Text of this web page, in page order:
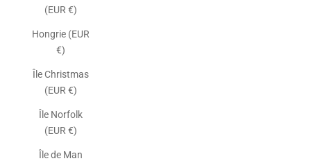
(EUR €)
Hongrie (EUR
€)
Île Christmas
(EUR €)
Île Norfolk
(EUR €)
Île de Man